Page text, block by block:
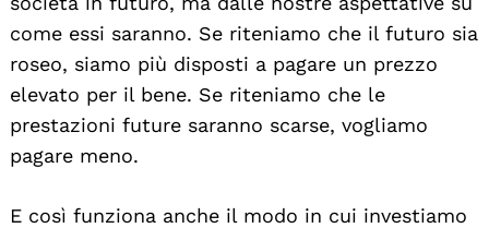
come essi saranno. Se riteniamo che il futuro sia
roseo, siamo più disposti a pagare un prezzo
elevato per il bene. Se riteniamo che le
prestazioni future saranno scarse, vogliamo
pagare meno.
E così funziona anche il modo in cui investiamo